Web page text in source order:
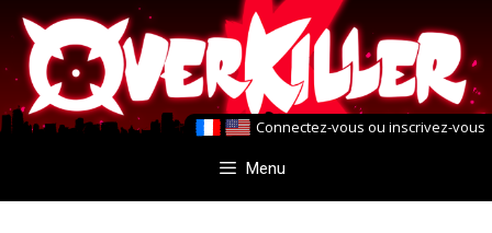
Aller
au
contenu
Aller
au
contenu
Connectez-vous ou inscrivez-vous
Menu